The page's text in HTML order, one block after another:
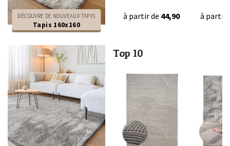
DÉCOUVRE DE NOUVEAUX TAPIS
Tapis 160x160
à partir de 44,90 à partir
Top 10